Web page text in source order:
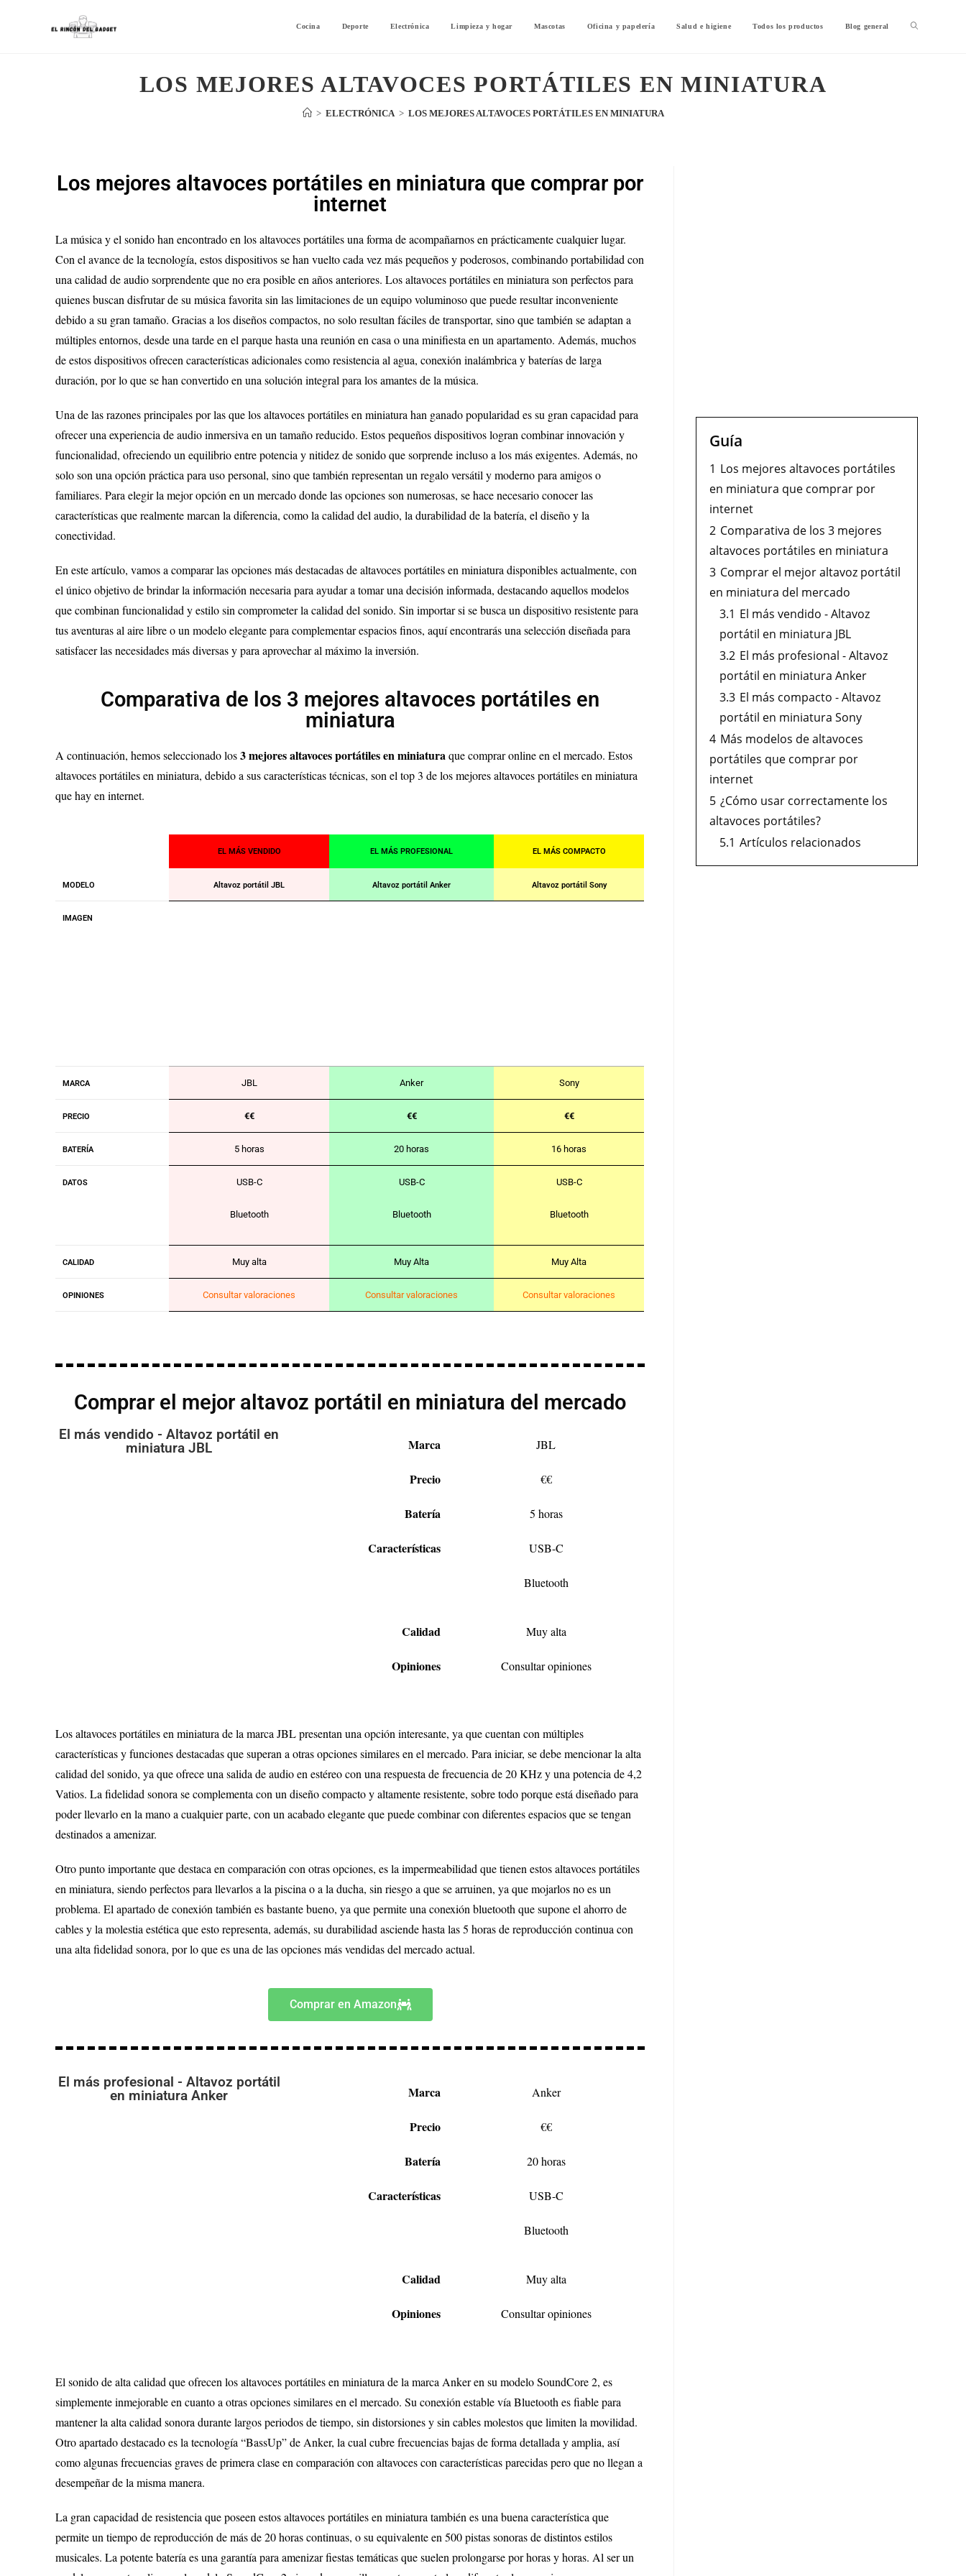
Cocina Deporte Electrónica Limpieza y hogar Mascotas Oficina y papelería Salud e higiene Todos los productos Blog general
LOS MEJORES ALTAVOCES PORTÁTILES EN MINIATURA
> ELECTRÓNICA > LOS MEJORES ALTAVOCES PORTÁTILES EN MINIATURA
Los mejores altavoces portátiles en miniatura que comprar por
internet
La música y el sonido han encontrado en los altavoces portátiles una forma de acompañarnos en prácticamente cualquier lugar.
Con el avance de la tecnología, estos dispositivos se han vuelto cada vez más pequeños y poderosos, combinando portabilidad con
una calidad de audio sorprendente que no era posible en años anteriores. Los altavoces portátiles en miniatura son perfectos para
quienes buscan disfrutar de su música favorita sin las limitaciones de un equipo voluminoso que puede resultar inconveniente
debido a su gran tamaño. Gracias a los diseños compactos, no solo resultan fáciles de transportar, sino que también se adaptan a
múltiples entornos, desde una tarde en el parque hasta una reunión en casa o una minifiesta en un apartamento. Además, muchos
de estos dispositivos ofrecen características adicionales como resistencia al agua, conexión inalámbrica y baterías de larga
duración, por lo que se han convertido en una solución integral para los amantes de la música.
Una de las razones principales por las que los altavoces portátiles en miniatura han ganado popularidad es su gran capacidad para
ofrecer una experiencia de audio inmersiva en un tamaño reducido. Estos pequeños dispositivos logran combinar innovación y
funcionalidad, ofreciendo un equilibrio entre potencia y nitidez de sonido que sorprende incluso a los más exigentes. Además, no
solo son una opción práctica para uso personal, sino que también representan un regalo versátil y moderno para amigos o
familiares. Para elegir la mejor opción en un mercado donde las opciones son numerosas, se hace necesario conocer las
características que realmente marcan la diferencia, como la calidad del audio, la durabilidad de la batería, el diseño y la
conectividad.
En este artículo, vamos a comparar las opciones más destacadas de altavoces portátiles en miniatura disponibles actualmente, con
el único objetivo de brindar la información necesaria para ayudar a tomar una decisión informada, destacando aquellos modelos
que combinan funcionalidad y estilo sin comprometer la calidad del sonido. Sin importar si se busca un dispositivo resistente para
tus aventuras al aire libre o un modelo elegante para complementar espacios finos, aquí encontrarás una selección diseñada para
satisfacer las necesidades más diversas y para aprovechar al máximo la inversión.
Comparativa de los 3 mejores altavoces portátiles en
miniatura
A continuación, hemos seleccionado los3mejores altavoces portátiles en miniaturaque comprar online en el mercado. Estos
altavoces portátiles en miniatura, debido a sus características técnicas, son el top 3 de los mejores altavoces portátiles en miniatura
que hay en internet.
EL MÁS VENDIDO EL MÁS PROFESIONAL EL MÁS COMPACTO
MODELO Altavoz portátil JBL Altavoz portátil Anker Altavoz portátil Sony
IMAGEN
MARCA JBL Anker Sony
PRECIO €€ €€ €€
BATERÍA 5 horas 20 horas 16 horas
DATOS USB-C
Bluetooth
USB-C
Bluetooth
USB-C
Bluetooth
CALIDAD Muy alta Muy Alta Muy Alta
OPINIONES Consultar valoraciones Consultar valoraciones Consultar valoraciones
Comprar el mejor altavoz portátil en miniatura del mercado
El más vendido - Altavoz portátil en
miniatura JBL
Marca JBL
Precio €€
Batería 5 horas
Características USB-C
Bluetooth
Calidad Muy alta
Opiniones Consultar opiniones
Los altavoces portátiles en miniatura de la marca JBL presentan una opción interesante, ya que cuentan con múltiples
características y funciones destacadas que superan a otras opciones similares en el mercado. Para iniciar, se debe mencionar la alta
calidad del sonido, ya que ofrece una salida de audio en estéreo con una respuesta de frecuencia de 20 KHz y una potencia de 4,2
Vatios. La fidelidad sonora se complementa con un diseño compacto y altamente resistente, sobre todo porque está diseñado para
poder llevarlo en la mano a cualquier parte, con un acabado elegante que puede combinar con diferentes espacios que se tengan
destinados a amenizar.
Otro punto importante que destaca en comparación con otras opciones, es la impermeabilidad que tienen estos altavoces portátiles
en miniatura, siendo perfectos para llevarlos a la piscina o a la ducha, sin riesgo a que se arruinen, ya que mojarlos no es un
problema. El apartado de conexión también es bastante bueno, ya que permite una conexión bluetooth que supone el ahorro de
cables y la molestia estética que esto representa, además, su durabilidad asciende hasta las 5 horas de reproducción continua con
una alta fidelidad sonora, por lo que es una de las opciones más vendidas del mercado actual.
Comprar en Amazon
El más profesional - Altavoz portátil
en miniatura Anker
Marca Anker
Precio €€
Batería 20 horas
Características USB-C
Bluetooth
Calidad Muy alta
Opiniones Consultar opiniones
El sonido de alta calidad que ofrecen los altavoces portátiles en miniatura de la marca Anker en su modelo SoundCore 2, es
simplemente inmejorable en cuanto a otras opciones similares en el mercado. Su conexión estable vía Bluetooth es fiable para
mantener la alta calidad sonora durante largos periodos de tiempo, sin distorsiones y sin cables molestos que limiten la movilidad.
Otro apartado destacado es la tecnología “BassUp” de Anker, la cual cubre frecuencias bajas de forma detallada y amplia, así
como algunas frecuencias graves de primera clase en comparación con altavoces con características parecidas pero que no llegan a
desempeñar de la misma manera.
La gran capacidad de resistencia que poseen estos altavoces portátiles en miniatura también es una buena característica que
permite un tiempo de reproducción de más de 20 horas continuas, o su equivalente en 500 pistas sonoras de distintos estilos
musicales. La potente batería es una garantía para amenizar fiestas temáticas que suelen prolongarse por horas y horas. Al ser un
Guía
1 Los mejores altavoces portátiles
en miniatura que comprar por
internet
2 Comparativa de los 3 mejores
altavoces portátiles en miniatura
3 Comprar el mejor altavoz portátil
en miniatura del mercado
3.1 El más vendido - Altavoz
portátil en miniatura JBL
3.2 El más profesional - Altavoz
portátil en miniatura Anker
3.3 El más compacto - Altavoz
portátil en miniatura Sony
4 Más modelos de altavoces
portátiles que comprar por
internet
5 ¿Cómo usar correctamente los
altavoces portátiles?
5.1 Artículos relacionados